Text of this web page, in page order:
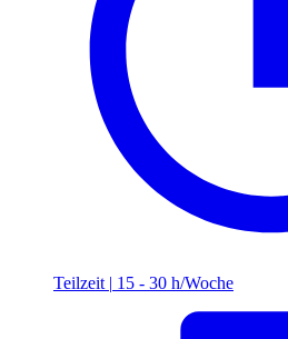
Teilzeit | 15 - 30 h/Woche